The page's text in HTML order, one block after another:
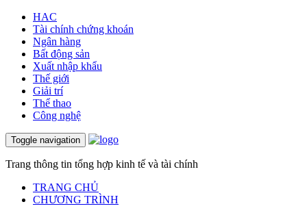
HAC
Tài chính chứng khoán
Ngân hàng
Bất động sản
Xuất nhập khẩu
Thế giới
Giải trí
Thể thao
Công nghệ
Toggle navigation
Trang thông tin tổng hợp kinh tế và tài chính
TRANG CHỦ
CHƯƠNG TRÌNH